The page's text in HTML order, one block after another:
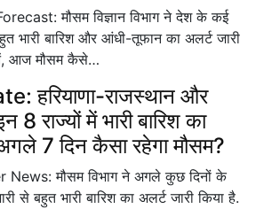
मौसम विज्ञान विभाग ने देश के कई
भारी बारिश और आंधी-तूफान का अलर्ट जारी
आज मौसम कैसे…
हरियाणा-राजस्थान और
8 राज्यों में भारी बारिश का
7 दिन कैसा रहेगा मौसम?
मौसम विभाग ने अगले कुछ दिनों के
से बहुत भारी बारिश का अलर्ट जारी किया है.